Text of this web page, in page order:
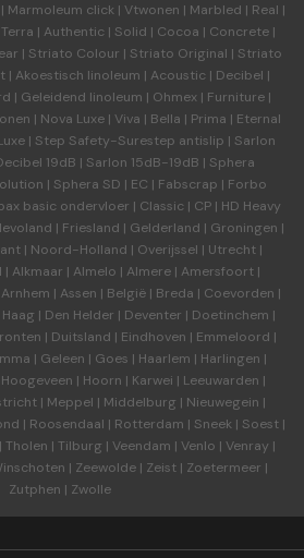
Marmoleum click| Vtwonen | Marbled | Real |
Terra | Authentic | Solid | Cocoa | Concrete |
| Striato Colour | Striato Original | Striato
| Akoestisch linoleum | Acoustic | Decibel |
| Geleidend linoleum | Ohmex | Furniture |
| Nova Luxe | Viva | Bella | Prima | Eternal
| Step Safety-Surestep antislip | Sarlon
19dB | Sarlon 15dB-19dB | Sphera
| Sphera SD | EC | Fabscrap | Forbo
basic ondervloer | Classic | CP| HD Heavy
| Friesland | Gelderland | Groningen |
| Noord-Holland | Overijssel | Utrecht|
| Alkmaar | Almelo | Almere | Amersfoort |
Arnhem | Assen | België| Breda | Coevorden |
| Den Helder | Deventer | Doetinchem |
| Duitsland | Eindhoven | Emmeloord |
| Geleen | Goes | Haarlem | Harlingen |
Hoogeveen | Hoorn | Karwei | Leeuwarden |
| Meppel | Middelburg | Nieuwegein |
| Roosendaal | Rotterdam | Sneek| Soest|
| Tholen | Tilburg | Veendam | Venlo | Venray |
| Zeewolde | Zeist | Zoetermeer |
Zutphen | Zwolle